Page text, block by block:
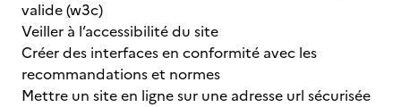
valide (w3c)
Veiller à l’accessibilité du site
Créer des interfaces en conformité avec les
recommandations et normes
Mettre un site en ligne sur une adresse url sécurisée